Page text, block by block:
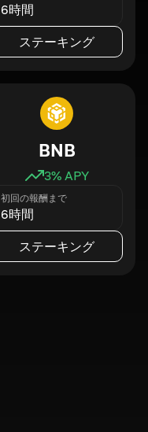
6時間
ステーキング
BNB
3% APY
初回の報酬まで
6時間
ステーキング